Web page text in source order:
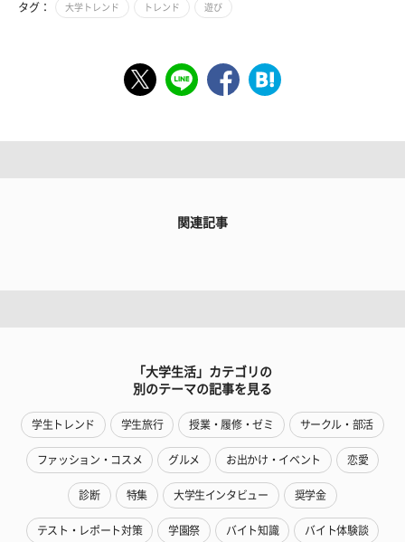
タグ： 大学トレンド トレンド 遊び
関連記事
「大学生活」カテゴリの
別のテーマの記事を見る
学生トレンド 学生旅行 授業・履修・ゼミ サークル・部活
ファッション・コスメ グルメ お出かけ・イベント 恋愛
診断 特集 大学生インタビュー 奨学金
テスト・レポート対策 学園祭 バイト知識 バイト体験談